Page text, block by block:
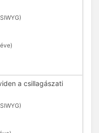
a csillagászati